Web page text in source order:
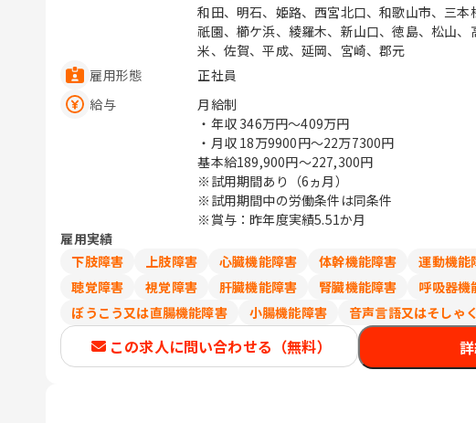
和田、明石、姫路、西宮北口、和歌山市、三
祇園、櫛ケ浜、綾羅木、新山口、徳島、松山
米、佐賀、平成、延岡、宮崎、郡元
雇用形態
正社員
給与
月給制
・年収 346万円〜409万円
・月収 18万9900円〜22万7300円
基本給189,900円～227,300円
※試用期間あり（6ヵ月）
※試用期間中の労働条件は同条件
※賞与：昨年度実績5.51か月
雇用実績
下肢障害
上肢障害 心臓機能障害 体幹機能障害 運動機能
聴覚障害
視覚障害 肝臓機能障害 腎臓機能障害
呼吸器機
ぼうこう又は直腸機能障害
小腸機能障害 音声言語又はそしゃ
この求人に問い合わせる（無料）